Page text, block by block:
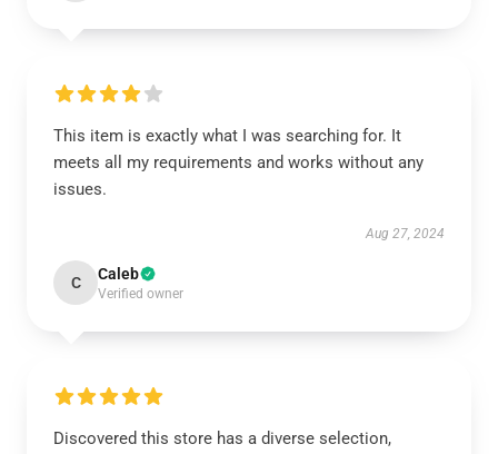
This item is exactly what I was searching for. It
meets all my requirements and works without any
issues.
Aug 27, 2024
C Caleb
Verified owner
Discovered this store has a diverse selection,